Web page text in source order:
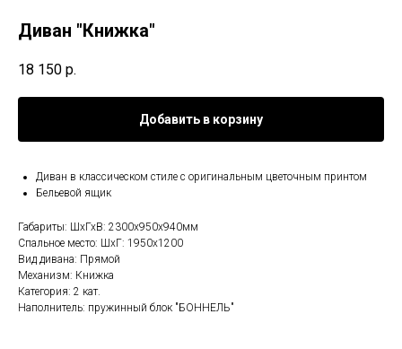
Диван "Книжка"
18 150 р.
Добавить в корзину
Диван в классическом стиле с оригинальным цветочным принтом
Бельевой ящик
Габариты: ШхГхВ: 2300х950х940мм
Спальное место: ШхГ: 1950х1200
Вид дивана: Прямой
Механизм: Книжка
Категория: 2 кат.
Наполнитель: пружинный блок "БОННЕЛЬ"